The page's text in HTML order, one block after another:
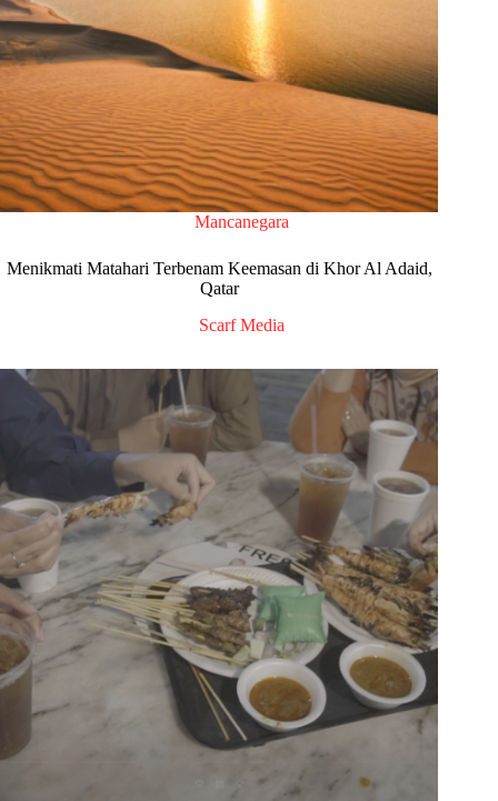
Mancanegara
Menikmati Matahari Terbenam Keemasan di Khor Al Adaid,
Qatar
Scarf Media